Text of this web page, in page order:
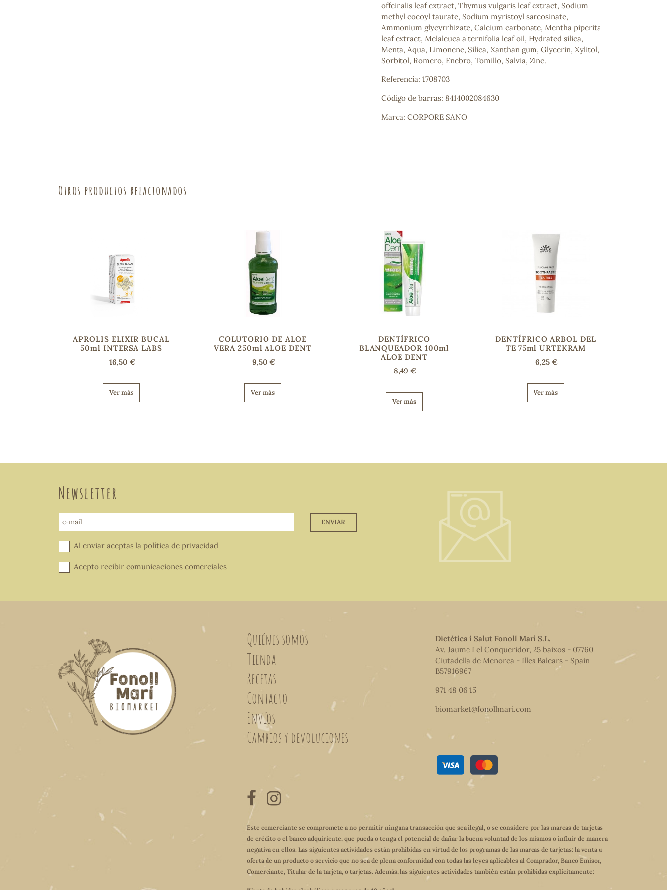
¿No encuentras tu producto?
offcinalis leaf extract, Thymus vulgaris leaf extract, Sodium
methyl cocoyl taurate, Sodium myristoyl sarcosinate,
Ammonium glycyrrhizate, Calcium carbonate, Mentha piperita
leaf extract, Melaleuca alternifolia leaf oil, Hydrated silica,
Menta, Aqua, Limonene, Silica, Xanthan gum, Glycerin, Xylitol,
Sorbitol, Romero, Enebro, Tomillo, Salvia, Zinc.
Referencia: 1708703
Código de barras: 8414002084630
Marca: CORPORE SANO
Otros productos relacionados
APROLIS ELIXIR BUCAL
50ml INTERSA LABS
16,50 €
Ver más
COLUTORIO DE ALOE
VERA 250ml ALOE DENT
9,50 €
Ver más
DENTÍFRICO
BLANQUEADOR 100ml
ALOE DENT
8,49 €
Ver más
DENTÍFRICO ARBOL DEL
TE 75ml URTEKRAM
6,25 €
Ver más
Newsletter
e-mail ENVIAR
Al enviar aceptas la política de privacidad
Acepto recibir comunicaciones comerciales
Quiénes somos
Tienda
Recetas
Contacto
Envíos
Cambios y devoluciones
Dietètica i Salut Fonoll Marí S.L.
Av. Jaume I el Conqueridor, 25 baixos - 07760
Ciutadella de Menorca - Illes Balears - Spain
B57916967
971 48 06 15
biomarket@fonollmari.com
Este comerciante se compromete a no permitir ninguna transacción que sea ilegal, o se considere por las marcas de tarjetas
de crédito o el banco adquiriente, que pueda o tenga el potencial de dañar la buena voluntad de los mismos o influir de manera
negativa en ellos. Las siguientes actividades están prohibidas en virtud de los programas de las marcas de tarjetas: la venta u
oferta de un producto o servicio que no sea de plena conformidad con todas las leyes aplicables al Comprador, Banco Emisor,
Comerciante, Titular de la tarjeta, o tarjetas. Además, las siguientes actividades también están prohibidas explícitamente: